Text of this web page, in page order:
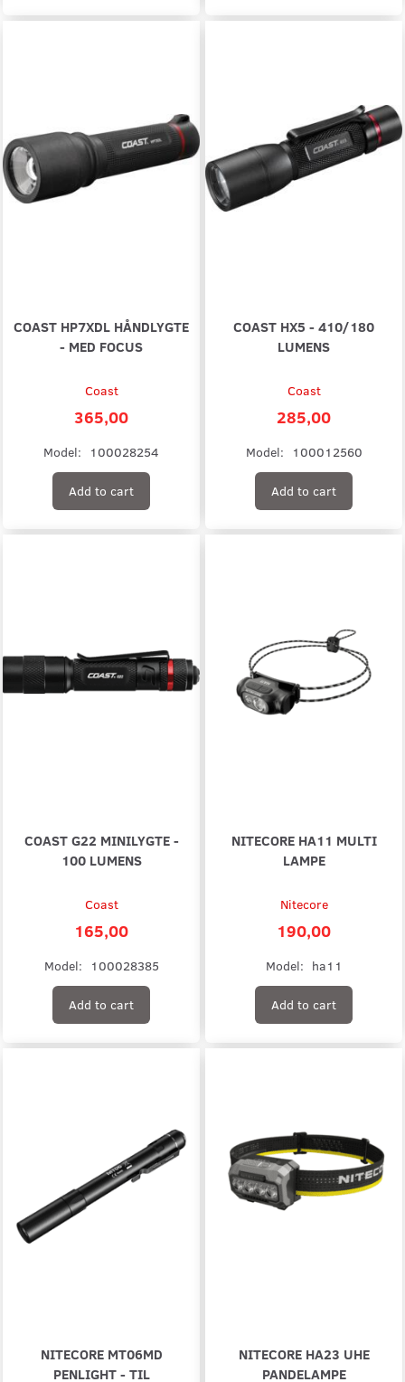
COAST HP7XDL HÅNDLYGTE
- MED FOCUS
Coast
365,00
Model: 100028254
Add to cart
COAST HX5 - 410/180
LUMENS
Coast
285,00
Model: 100012560
Add to cart
COAST G22 MINILYGTE -
100 LUMENS
Coast
165,00
Model: 100028385
Add to cart
NITECORE HA11 MULTI
LAMPE
Nitecore
190,00
Model: ha11
Add to cart
NITECORE MT06MD
PENLIGHT - TIL
NITECORE HA23 UHE
PANDELAMPE